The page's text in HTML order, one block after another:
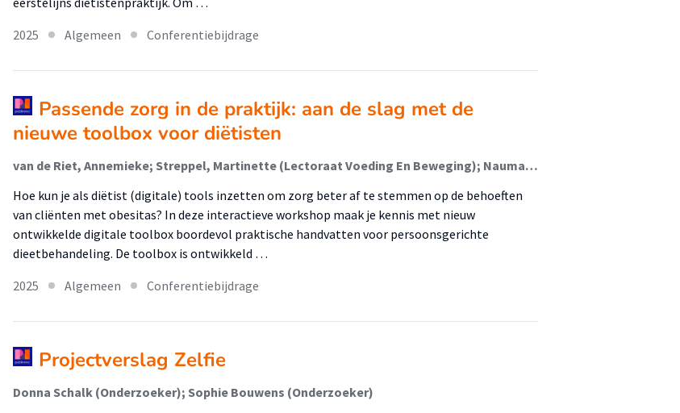
2025
Algemeen Conferentiebijdrage
Passende zorg in de praktijk: aan de slag met de
nieuwe toolbox voor diëtisten
van de Riet, Annemieke; Streppel, Martinette (Lectoraat Voeding En Beweging); Naumann, Elke; Jager-Wittenaar, Harriët; Berk, Kirsten; van der Meij, Barbara; de van der Schueren, Marian; Langius, Jaqueline; de Roo, Isa
Hoe kun je als diëtist (digitale) tools inzetten om zorg beter af te stemmen op de behoeften
van cliënten met obesitas? In deze interactieve workshop maak je kennis met nieuw
ontwikkelde digitale toolbox boordevol praktische handvatten voor persoonsgerichte
dieetbehandeling. De toolbox is ontwikkeld …
2025
Algemeen Conferentiebijdrage
Projectverslag Zelfie
Donna Schalk (Onderzoeker); Sophie Bouwens (Onderzoeker)